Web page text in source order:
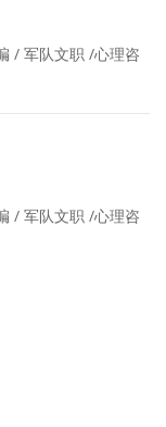
/ 军队文职 /心理咨
/ 军队文职 /心理咨